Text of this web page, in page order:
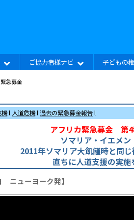
ご協力者様ナビ 子どもの
急募金
機l 人道危機l過去の緊急募金報告l
アフリカ緊急募金 第
ソマリア・イエメン
2011年ソマリア大飢饉時と同
直ちに人道支援の実施
ニューヨーク発】